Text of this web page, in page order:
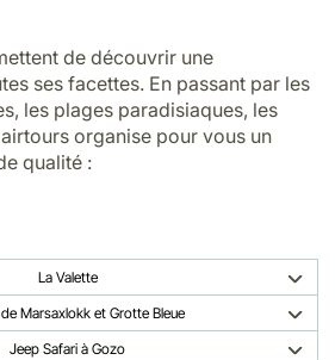
de découvrir une
ses facettes. En passant par les
les plages paradisiaques, les
organise pour vous un
qualité :
La Valette
Marsaxlokk et Grotte Bleue
Jeep Safari à Gozo